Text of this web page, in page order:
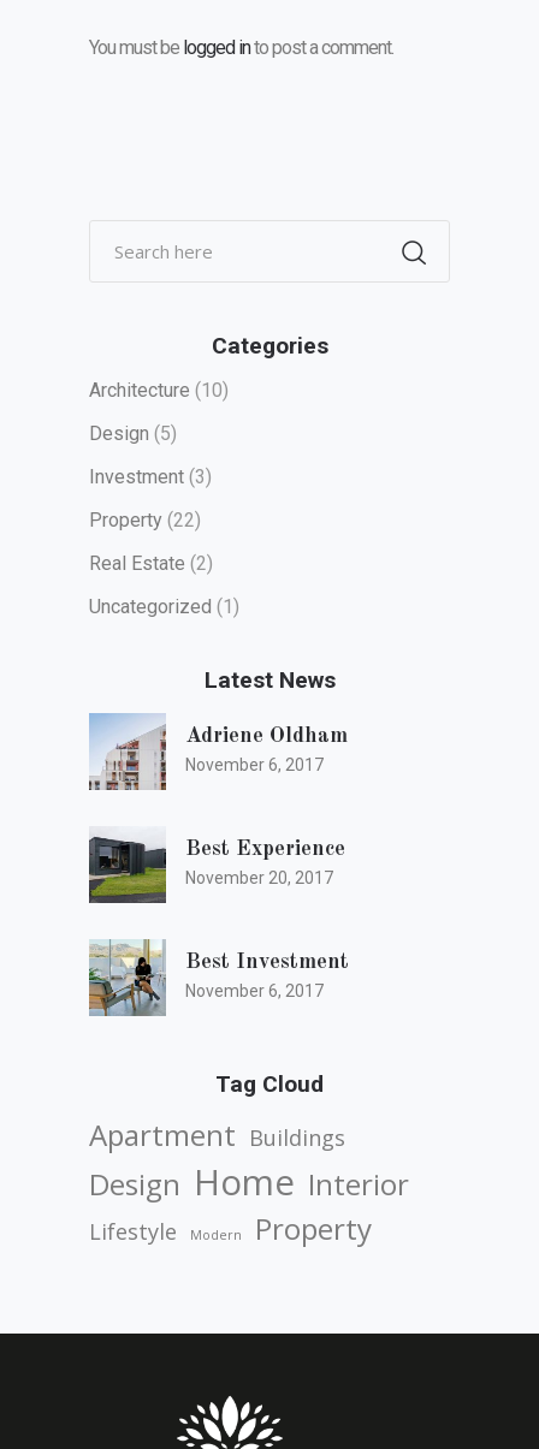
You must be logged into post a comment.
Categories
Architecture (10)
Design (5)
Investment (3)
Property (22)
Real Estate (2)
Uncategorized (1)
Latest News
Adriene Oldham
November 6, 2017
Best Experience
November 20, 2017
Best Investment
November 6, 2017
Tag Cloud
Apartment Buildings
Design Home Interior
Lifestyle Modern Property